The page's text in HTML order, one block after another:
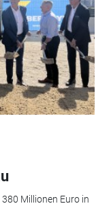
Millionen Euro in